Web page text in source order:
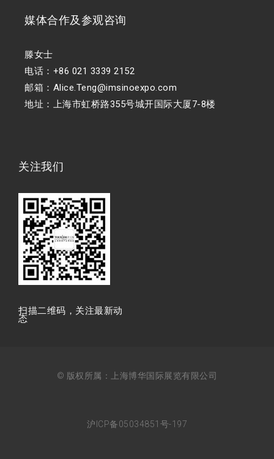
媒体合作及参观咨询
滕女士
电话：+86 021 3339 2152
邮箱：Alice.Teng@imsinoexpo.com
地址：上海市虹桥路355号城开国际大厦7-8楼
关注我们
扫描⼆维码，关注最新动
态
© 版权所属：上海博华国际展览有限公司
沪ICP备05034851号-197